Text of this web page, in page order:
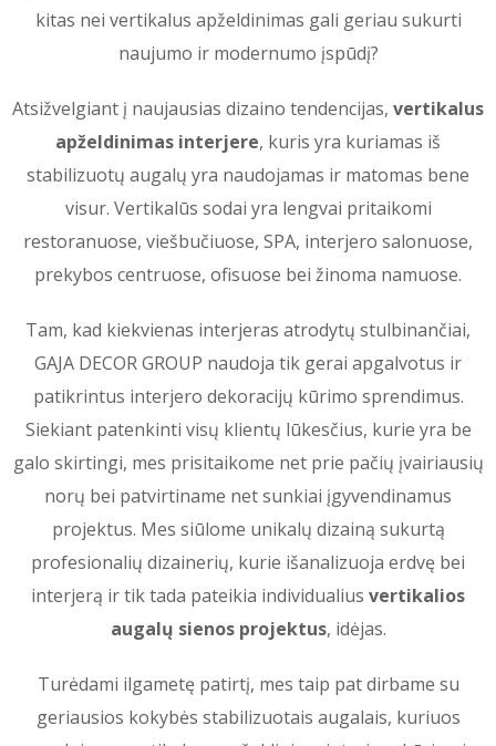
kitas nei vertikalus apželdinimas gali geriau sukurti
naujumo ir modernumo įspūdį?
Atsižvelgiant į naujausias dizaino tendencijas, vertikalus
apželdinimas interjere, kuris yra kuriamas iš
stabilizuotų augalų yra naudojamas ir matomas bene
visur. Vertikalūs sodai yra lengvai pritaikomi
restoranuose, viešbučiuose, SPA, interjero salonuose,
prekybos centruose, ofisuose bei žinoma namuose.
Tam, kad kiekvienas interjeras atrodytų stulbinančiai,
GAJA DECOR GROUP naudoja tik gerai apgalvotus ir
patikrintus interjero dekoracijų kūrimo sprendimus.
Siekiant patenkinti visų klientų lūkesčius, kurie yra be
galo skirtingi, mes prisitaikome net prie pačių įvairiausių
norų bei patvirtiname net sunkiai įgyvendinamus
projektus. Mes siūlome unikalų dizainą sukurtą
profesionalių dizainerių, kurie išanalizuoja erdvę bei
interjerą ir tik tada pateikia individualius vertikalios
augalų sienos projektus, idėjas.
Turėdami ilgametę patirtį, mes taip pat dirbame su
geriausios kokybės stabilizuotais augalais, kuriuos